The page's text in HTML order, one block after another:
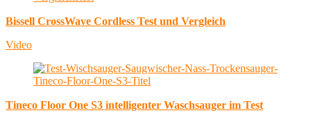
Bissell CrossWave Cordless Test und Vergleich
Video
Tineco Floor One S3 intelligenter Waschsauger im Test